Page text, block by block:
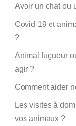
Avoir un chat ou
Covid-19 et
?
Animal fugueur
agir ?
Comment aider
Les visites à
vos animaux ?